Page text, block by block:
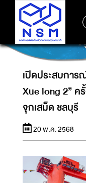
เปิดประสบกา
XUE LONG
เปิดประสบการ
Xue long 2” ค
จุกเสม็ด ชลบุรี
20 พ.ค. 2568